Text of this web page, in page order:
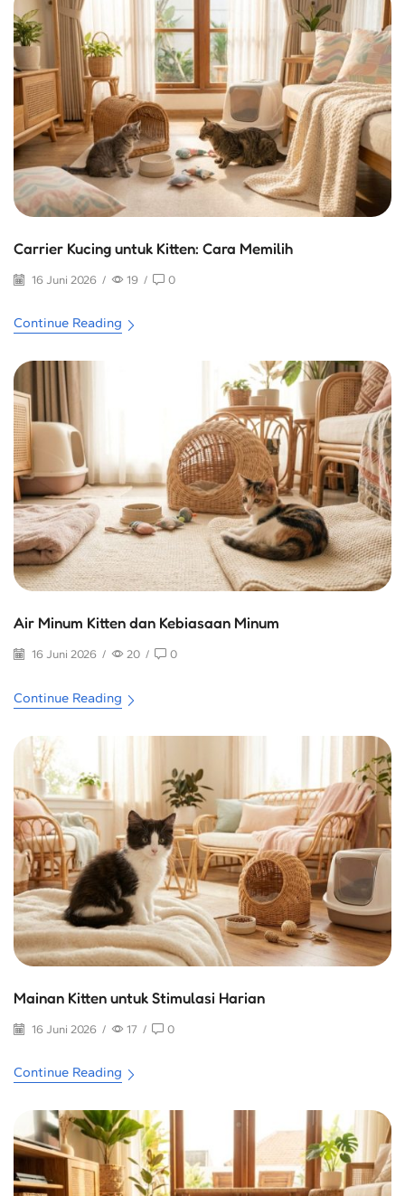
Carrier Kucing untuk Kitten: Cara Memilih
16 Juni 2026 / 19 / 0
Continue Reading
Air Minum Kitten dan Kebiasaan Minum
16 Juni 2026 / 20 / 0
Continue Reading
Mainan Kitten untuk Stimulasi Harian
16 Juni 2026 / 17 / 0
Continue Reading